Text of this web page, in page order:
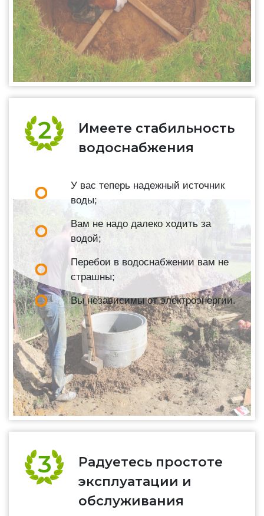
Имеете стабильность
водоснабжения
У вас теперь надежный источник
воды;
Вам не надо далеко ходить за
водой;
Перебои в водоснабжении вам не
страшны;
Вы независимы от электроэнергии.
Радуетесь простоте
эксплуатации и
обслуживания